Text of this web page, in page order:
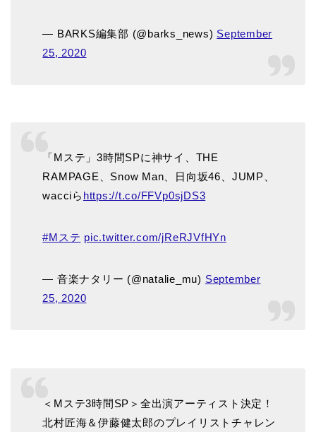
— BARKS編集部 (@barks_news) September
25, 2020
「Mステ」3時間SPに神サイ、THE
RAMPAGE、Snow Man、日向坂46、JUMP、
wacciら https://t.co/FFVp0sjDS3
#Mステ pic.twitter.com/jReRJVfHYn
— 音楽ナタリー (@natalie_mu) September
25, 2020
＜Mステ3時間SP＞全出演アーティスト決定！
北村匠海＆伊藤健太郎のプレイリストチャレン